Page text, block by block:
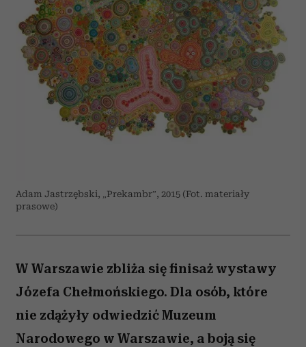
Adam Jastrzębski, „Prekambr”, 2015 (Fot. materiały
prasowe)
W Warszawie zbliża się finisaż wystawy
Józefa Chełmońskiego. Dla osób, które
nie zdążyły odwiedzić Muzeum
Narodowego w Warszawie, a boją się